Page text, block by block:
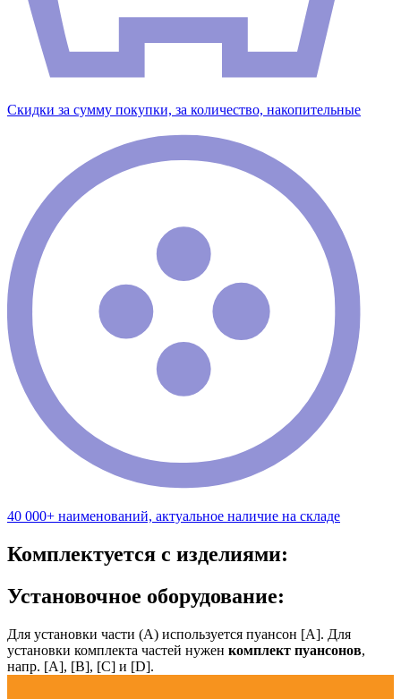
Скидки за сумму покупки, за количество, накопительные
40 000+ наименований, актуальное наличие на складе
Комплектуется с изделиями:
Установочное оборудование:
Для установки части (А) используется пуансон [А]. Для
установки комплекта частей нужен комплект пуансонов,
напр. [А], [B], [С] и [D].